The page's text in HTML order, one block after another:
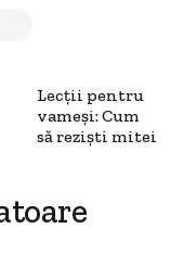
Lecţii pentru
vameşi: Cum
să rezişti mitei